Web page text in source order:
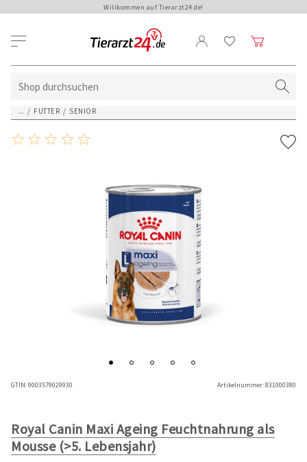
Willkommen auf Tierarzt24.de!
... / FUTTER / SENIOR
GTIN:9003579029930 Artikelnummer:831000380
Royal Canin Maxi Ageing Feuchtnahrung als
Mousse (>5. Lebensjahr)